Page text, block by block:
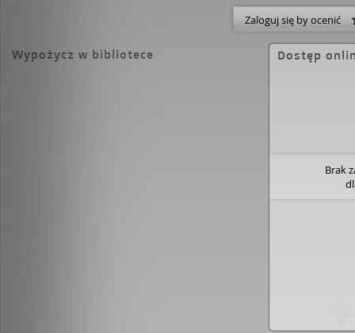
Zaloguj się by ocenić
Wypożycz w bibliotece Dostęp
Brak